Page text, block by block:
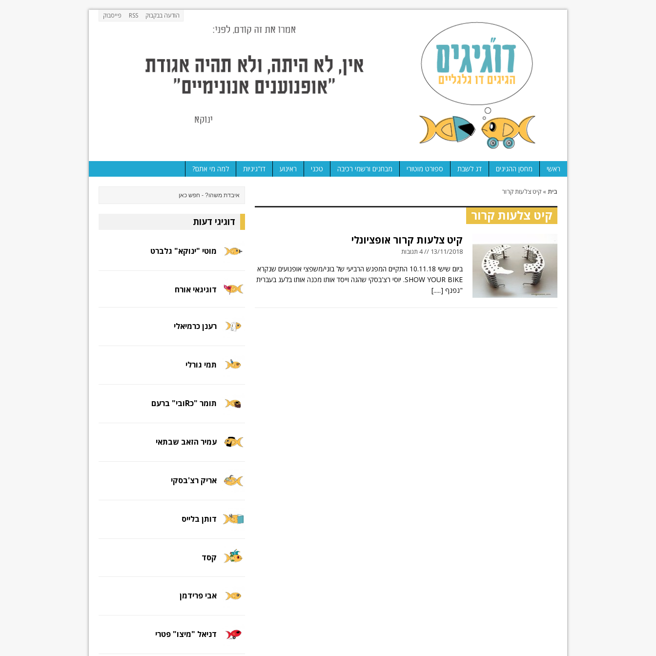
הודעה בבקבוק RSS פייסבוק
ראשי מחסן ההגיגים דג לשבת ספורט מוטורי מבחנים ורשמי רכיבה טכני ראינוע דו"גיגיות למה מי אתם?
בית» קיט צלעות קרור
קיט צלעות קרור
קיט צלעות קרור אופציונלי
13/11/2018 // 4 תגובות
ביום שישי 10.11.18 התקיים המפגש הרביעי של בוני/משפצי אופנועים שנקרא
SHOW YOUR BIKE. יוסי רצ'בסקי שהגה וייסד אותו מכנה אותו בלעג בעברית
"נפנף [.....]
דוגיגי דעות
מוטי "ינוקא" גלברט
דוגיגאי אורח
רענן כרמיאלי
תמי גורלי
תומר "כRובי" ברעם
עמיר הזאב שבתאי
אריק רצ'בסקי
דותן בלייס
קסד
אבי פרידמן
דניאל "מיצו" פטרי